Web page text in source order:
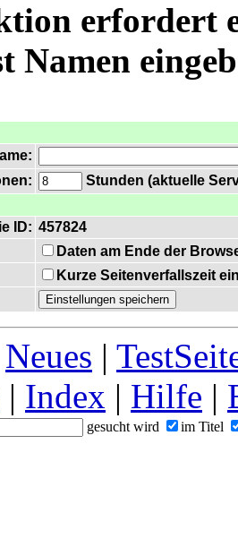
erfordert
Namen
Stunden (aktuelle
ID: 457824
Daten am Ende der
Kurze Seitenverfallszeit
Neues |
| Index | Hilfe |
gesucht wird im Titel